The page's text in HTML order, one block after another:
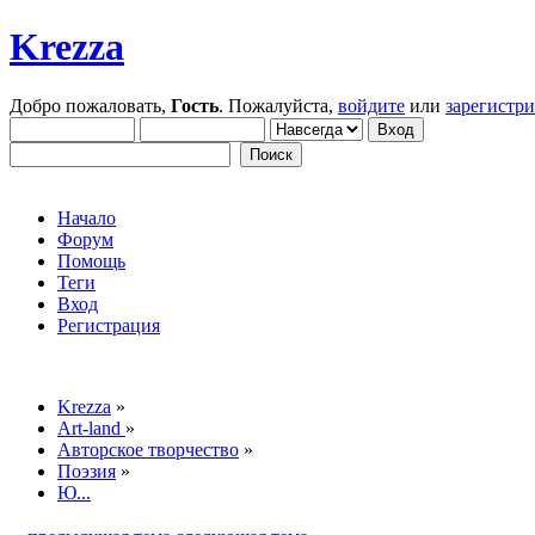
Krezza
Добро пожаловать, Гость. Пожалуйста, войдите или
Начало
Форум
Помощь
Теги
Вход
Регистрация
Krezza »
Art-land »
Авторское творчество »
Поэзия »
Ю...